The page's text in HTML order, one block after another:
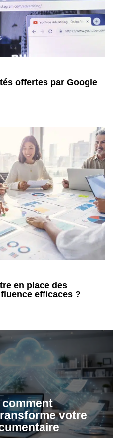
offertes par Google
en place des
efficaces ?
votre